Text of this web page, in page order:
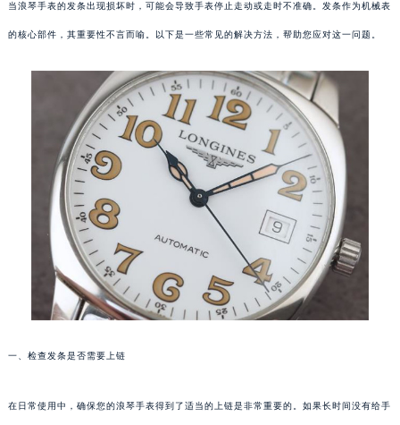
当浪琴手表的发条出现损坏时，可能会导致手表停止走动或走时不准确。发条作为机械表
的核心部件，其重要性不言而喻。以下是一些常见的解决方法，帮助您应对这一问题。
一、检查发条是否需要上链
在日常使用中，确保您的浪琴手表得到了适当的上链是非常重要的。如果长时间没有给手